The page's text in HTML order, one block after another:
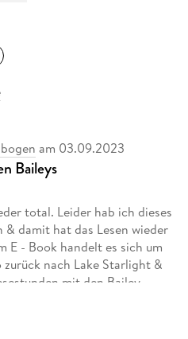
am 03.09.2023
Baileys
total. Leider hab ich dieses
& damit hat das Lesen wieder
E - Book handelt es sich um
nach Lake Starlight &
mit den Bailey,